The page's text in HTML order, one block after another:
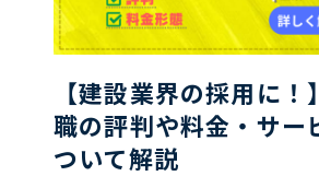
【建設業界の採用に！
職の評判や料金・サー
ついて解説